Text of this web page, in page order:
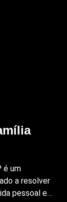
é um
a resolver
pessoal e…